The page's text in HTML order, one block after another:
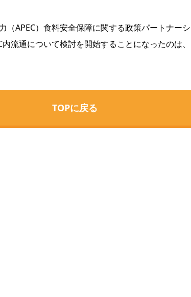
APEC）食料安全保障に関する政策パートナー
流通について検討を開始することになったのは
TOPに戻る